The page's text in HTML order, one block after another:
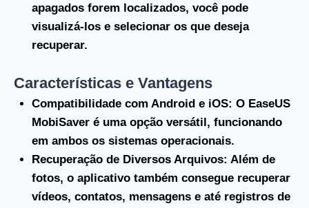
apagados forem localizados, você pode
visualizá-los e selecionar os que deseja
recuperar.
Características e Vantagens
Compatibilidade com Android e iOS: O EaseUS
MobiSaver é uma opção versátil, funcionando
em ambos os sistemas operacionais.
Recuperação de Diversos Arquivos: Além de
fotos, o aplicativo também consegue recuperar
vídeos, contatos, mensagens e até registros de